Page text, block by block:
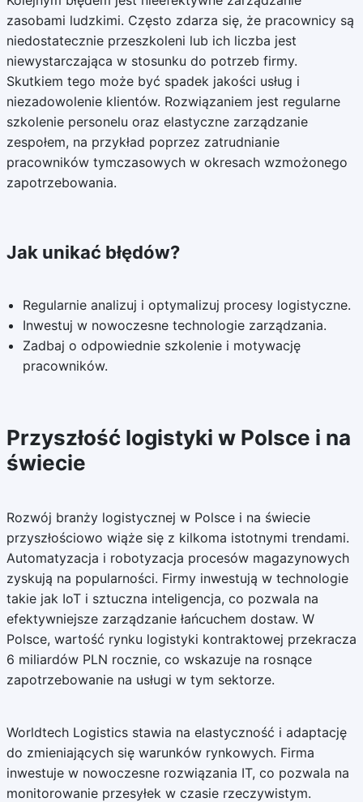
zasobami ludzkimi. Często zdarza się, że pracownicy są
niedostatecznie przeszkoleni lub ich liczba jest
niewystarczająca w stosunku do potrzeb firmy.
Skutkiem tego może być spadek jakości usług i
niezadowolenie klientów. Rozwiązaniem jest regularne
szkolenie personelu oraz elastyczne zarządzanie
zespołem, na przykład poprzez zatrudnianie
pracowników tymczasowych w okresach wzmożonego
zapotrzebowania.
Jak unikać błędów?
Regularnie analizuj i optymalizuj procesy logistyczne.
Inwestuj w nowoczesne technologie zarządzania.
Zadbaj o odpowiednie szkolenie i motywację
pracowników.
Przyszłość logistyki w Polsce i na
świecie
Rozwój branży logistycznej w Polsce i na świecie
przyszłościowo wiąże się z kilkoma istotnymi trendami.
Automatyzacja i robotyzacja procesów magazynowych
zyskują na popularności. Firmy inwestują w technologie
takie jak IoT i sztuczna inteligencja, co pozwala na
efektywniejsze zarządzanie łańcuchem dostaw. W
Polsce, wartość rynku logistyki kontraktowej przekracza
6 miliardów PLN rocznie, co wskazuje na rosnące
zapotrzebowanie na usługi w tym sektorze.
Worldtech Logistics stawia na elastyczność i adaptację
do zmieniających się warunków rynkowych. Firma
inwestuje w nowoczesne rozwiązania IT, co pozwala na
monitorowanie przesyłek w czasie rzeczywistym.